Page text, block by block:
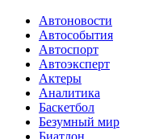
Автоновости
Автособытия
Автоспорт
Автоэксперт
Актеры
Аналитика
Баскетбол
Безумный мир
Биатлон